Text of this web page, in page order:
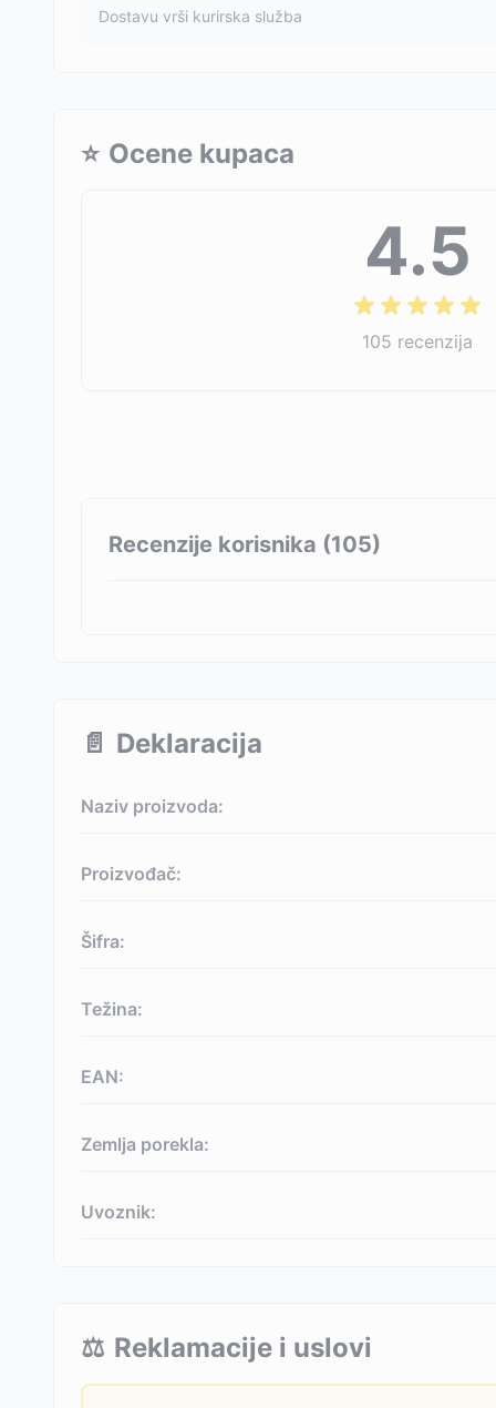
Dostavu vrši kurirska služba
⭐ Ocene kupaca
4.5
105 recenzija
Recenzije korisnika (105)
📄 Deklaracija
Naziv proizvoda:
Proizvođač:
Šifra:
Težina:
EAN:
Zemlja porekla:
Uvoznik:
⚖️ Reklamacije i uslovi